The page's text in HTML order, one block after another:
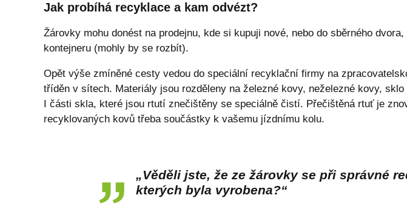
Jak probíhá recyklace a kam odvézt?
Žárovky mohu donést na prodejnu, kde si kupuji nové, nebo do sběrného
kontejneru (mohly by se rozbít).
Opět výše zmíněné cesty vedou do speciální recyklační firmy na
tříděn v sítech. Materiály jsou rozděleny na železné kovy, neželezné kovy,
I části skla, které jsou rtutí znečištěny se speciálně čistí. Přečištěná rtuť je
recyklovaných kovů třeba součástky k vašemu jízdnímu kolu.
„Věděli jste, že ze žárovky se při správné
kterých byla vyrobena?“